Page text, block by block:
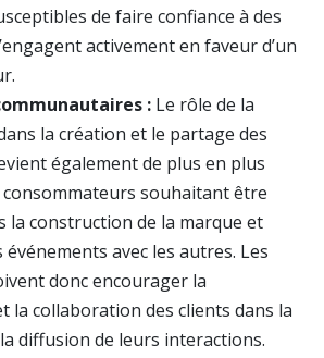
de faire confiance à des
activement en faveur d’un
: Le rôle de la
la création et le partage des
également de plus en plus
souhaitant être
la construction de la marque et
avec les autres. Les
donc encourager la
la collaboration des clients dans la
diffusion de leurs interactions.